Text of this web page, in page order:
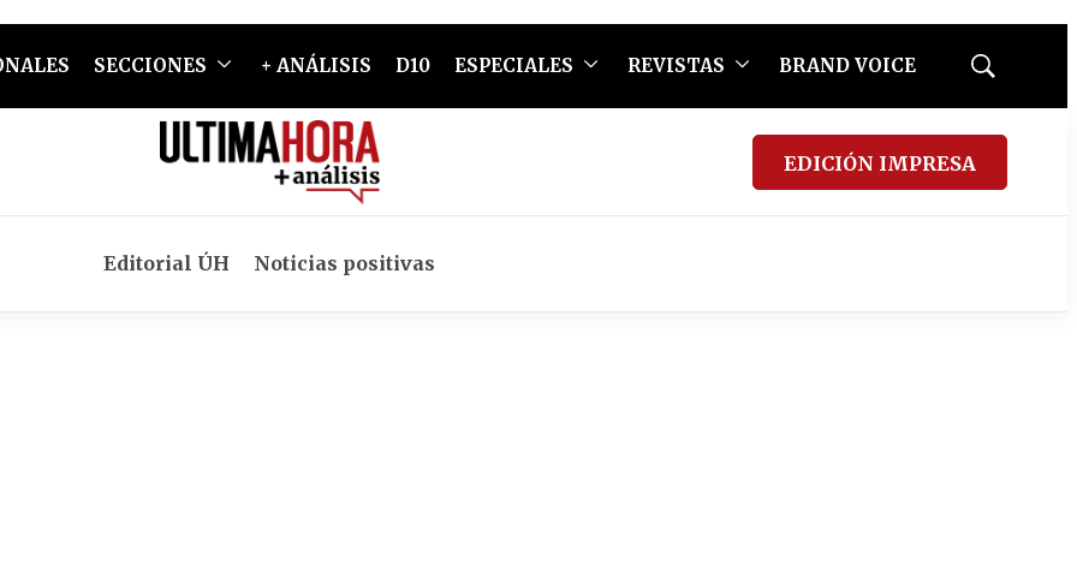
SECCIONES + ANÁLISIS D10 ESPECIALES REVISTAS BRAND VOICE
Mostrar
EDICIÓN IMPRESA
Editorial ÚH Noticias positivas